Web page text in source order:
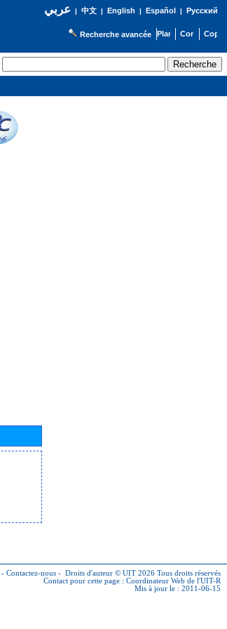
عربي| 中文| English | Español | Русский
Recherche avancée
- Contactez-nous - Droits d'auteur © UIT 2026 Tous droits réservés
Contact pour cette page : Coordinateur Web de l'UIT-R
Mis à jour le : 2011-06-15